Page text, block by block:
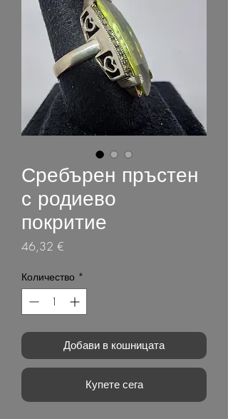
Сребърен пръстен
с родиево
покритие
46,32 €
Количество *
Добави в кошницата
Купете сега